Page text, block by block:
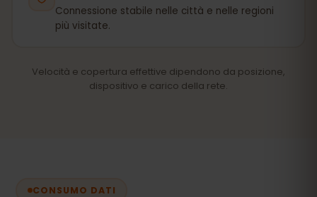
Connessione stabile nelle città e nelle regioni
più visitate.
Velocità e copertura effettive dipendono da posizione,
dispositivo e carico della rete.
CONSUMO DATI